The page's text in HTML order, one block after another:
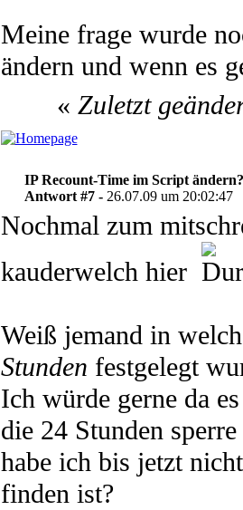
Meine frage wurde
ändern und wenn es
« Zuletzt
IP Recount-Time im Script
Antwort #7 - 26.07.09 um 20:02:47
Nochmal zum
kauderwelch hier
Weiß jemand in
Stunden festgelegt
Ich würde gerne da
die 24 Stunden
habe ich bis jetzt
finden ist?